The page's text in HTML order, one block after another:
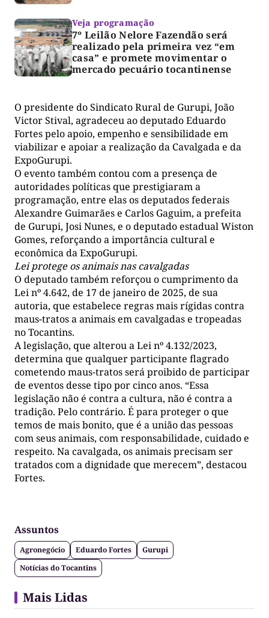
Veja programação
7º Leilão Nelore Fazendão será
realizado pela primeira vez “em
casa” e promete movimentar o
mercado pecuário tocantinense
O presidente do Sindicato Rural de Gurupi, João
Victor Stival, agradeceu ao deputado Eduardo
Fortes pelo apoio, empenho e sensibilidade em
viabilizar e apoiar a realização da Cavalgada e da
ExpoGurupi.
O evento também contou com a presença de
autoridades políticas que prestigiaram a
programação, entre elas os deputados federais
Alexandre Guimarães e Carlos Gaguim, a prefeita
de Gurupi, Josi Nunes, e o deputado estadual Wiston
Gomes, reforçando a importância cultural e
econômica da ExpoGurupi.
Lei protege os animais nas cavalgadas
O deputado também reforçou o cumprimento da
Lei nº 4.642, de 17 de janeiro de 2025, de sua
autoria, que estabelece regras mais rígidas contra
maus-tratos a animais em cavalgadas e tropeadas
no Tocantins.
A legislação, que alterou a Lei nº 4.132/2023,
determina que qualquer participante flagrado
cometendo maus-tratos será proibido de participar
de eventos desse tipo por cinco anos. “Essa
legislação não é contra a cultura, não é contra a
tradição. Pelo contrário. É para proteger o que
temos de mais bonito, que é a união das pessoas
com seus animais, com responsabilidade, cuidado e
respeito. Na cavalgada, os animais precisam ser
tratados com a dignidade que merecem”, destacou
Fortes.
Assuntos
Agronegócio Eduardo Fortes
Gurupi
Notícias do Tocantins
Mais Lidas